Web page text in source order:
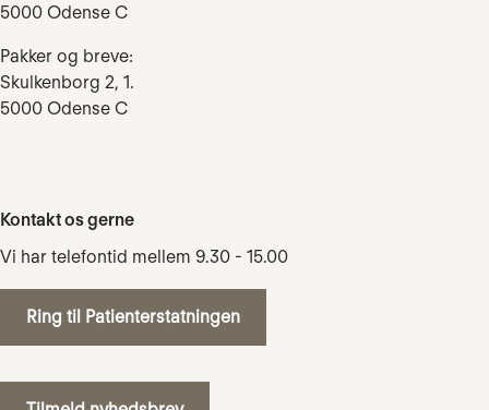
5000 Odense C
Pakker og breve:
Skulkenborg 2, 1.
5000 Odense C
Kontakt os gerne
Vi har telefontid mellem 9.30 - 15.00
Ring til Patienterstatningen